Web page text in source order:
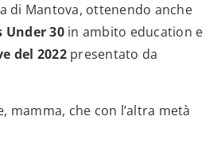
di Mantova, ottenendo anche
Under 30in ambito education e
del 2022presentato da
che con l’altra metà